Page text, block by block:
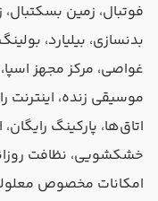
فوتبال، زمین
بدنسازی، بیلیارد،
غواصی، مرکز مجهز
موسیقی زنده،
خشکشویی، نظافت
امکانات مخصوص